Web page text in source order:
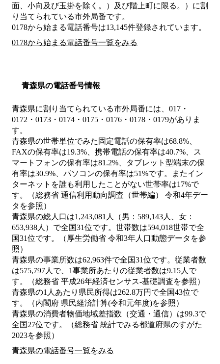
面、小向及び玉掛を除く。）及び階上町に限る。） に割
り当てられている市外局番です。
0178から始まる電話番号は13,145件登録されています。
0178から始まる電話番号一覧をみる
青森県の電話番号情報
青森県に割り当てられている市外局番には、017・
0172・0173・0174・0175・0176・0178・0179がありま
す。
青森県の世帯単位でみた固定電話の保有率は68.8%、
FAXの保有率は19.3%、携帯電話の保有率は40.7%、ス
マートフォンの保有率は81.2%、タブレット型端末の保
有率は30.9%、パソコンの保有率は51%です。またイン
ターネットを誰も利用したことがない世帯率は17%で
す。（総務省 通信利用動向調査（世帯編） 令和4年デー
タを参照）
青森県の総人口は1,243,081人（男：589,143人、女：
653,938人）で全国31位です。世帯数は594,018世帯で全
国31位です。（厚生労働省 令和3年人口動態データを参
照）
青森県の事業所数は62,963件で全国31位です。従業者数
は575,797人で、1事業所あたりの従業者数は9.15人で
す。（総務省 平成26年経済センサス‐基礎調査を参照）
青森県の1人あたり県民所得は262.8万円で全国43位で
す。（内閣府 県民経済計算(令和元年度)を参照）
青森県の消費者物価地域差指数（交通・通信）は99.3で
全国27位です。（総務省 統計でみる都道府県のすがた
2023を参照）
青森県の電話番号一覧をみる